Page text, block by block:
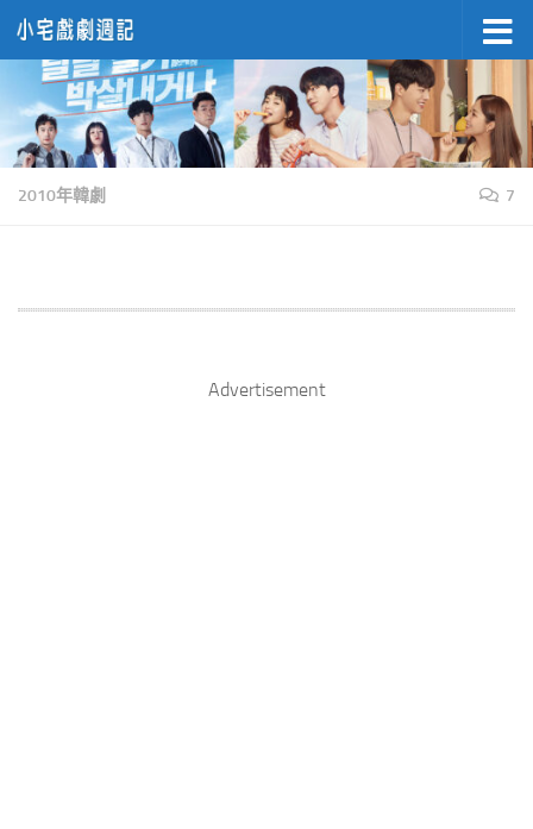
Skip to content
2010年韓劇 7
Advertisement